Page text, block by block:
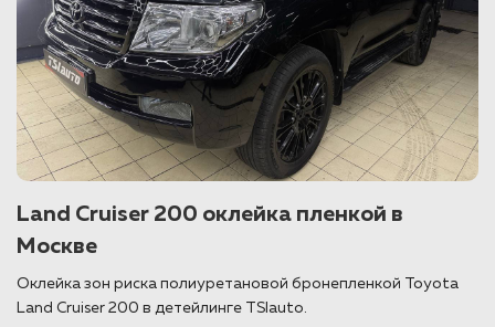
Land Cruiser 200 оклейка пленкой в
Москве
Оклейка зон риска полиуретановой бронепленкой Toyota
Land Cruiser 200 в детейлинге TSIauto.